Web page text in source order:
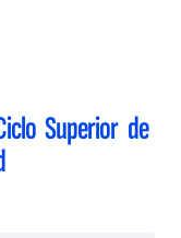
Superior de